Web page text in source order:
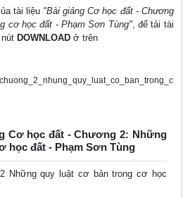
tài liệu "Bài giảng Cơ học đất - Chương
cơ học đất - Phạm Sơn Tùng", để tải tài
DOWNLOAD ở trên
Cơ học đất - Chương 2: Những
học đất - Phạm Sơn Tùng
Những quy luật cơ bản trong cơ học